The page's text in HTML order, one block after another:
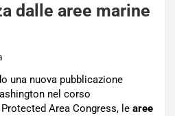
dalle aree marine
una nuova pubblicazione
nel corso
Area Congress, le aree